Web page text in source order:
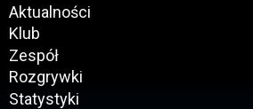
Aktualności
Klub
Zespół
Rozgrywki
Statystyki